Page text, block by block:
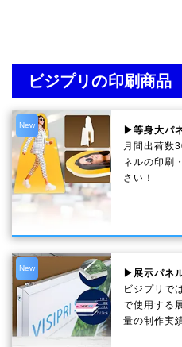
ビジプリの印刷商品
New
▶等身大パ
月間出荷数
ネルの印刷
さい！
New
▶展示パネ
ビジプリで
で使用する
量の制作実